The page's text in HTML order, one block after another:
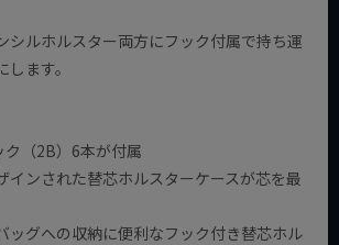
シルホルスター両方にフック付属で持ち運
ます。
（2B）6本が付属
インされた替芯ホルスターケースが芯を最
ッグへの収納に便利なフック付き替芯ホル